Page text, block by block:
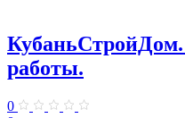
работы.
0